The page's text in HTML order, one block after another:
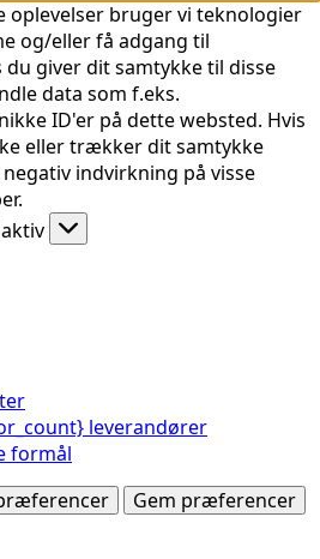
oplevelser bruger vi teknologier
og/eller få adgang til
du giver dit samtykke til disse
data som f.eks.
ID'er på dette websted. Hvis
eller trækker dit samtykke
indvirkning på visse
leverandører
formål
Gem præferencer